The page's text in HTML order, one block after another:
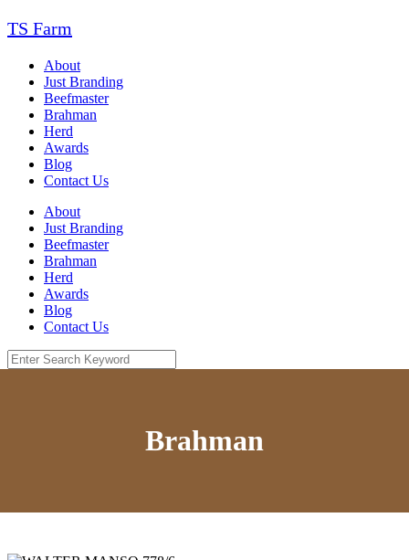
Skip
to
content
TS Farm
About
Just Branding
Beefmaster
Brahman
Herd
Awards
Blog
Contact Us
About
Just Branding
Beefmaster
Brahman
Herd
Awards
Blog
Contact Us
Search
for:
Brahman